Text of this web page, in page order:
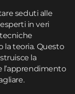
seduti alle
in veri
la teoria. Questo
la
l’apprendimento